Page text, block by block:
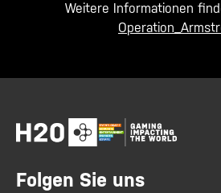
Weitere Informationen
Folgen Sie uns